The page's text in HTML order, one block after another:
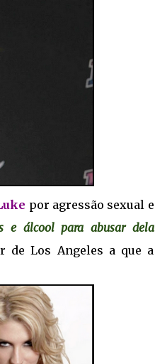
por agressão sexual e
e álcool para abusar dela
de Los Angeles a que a